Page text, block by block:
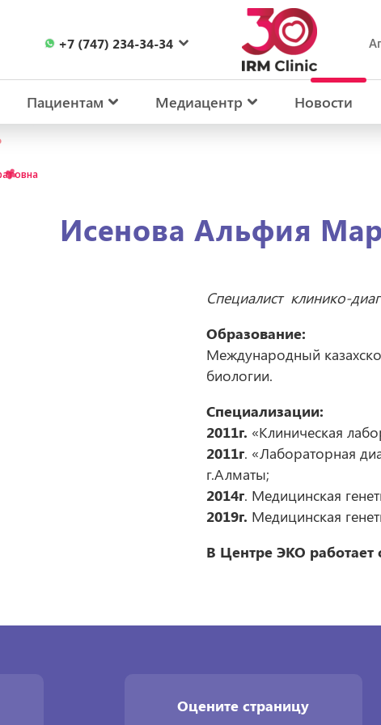
+7 (747) 234-34-34
Пациентам Медиацентр Новости
Исенова Альфия
Специалист клинико-
Образование:
Международный
биологии.
Специализации:
2011г. «Клиническая
2011г. «Лабораторная
г.Алматы;
2014г. Медицинская
2019г. Медицинская
В Центре ЭКО работает
Оцените страницу